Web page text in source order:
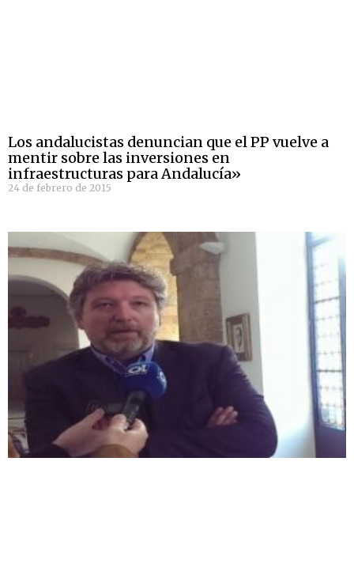
Los andalucistas denuncian que el PP vuelve a
mentir sobre las inversiones en
infraestructuras para Andalucía»
24 de febrero de 2015